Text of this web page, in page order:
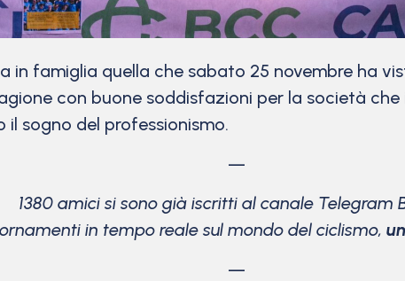
in famiglia quella che sabato 25 novembre ha
con buone soddisfazioni per la società
sogno del professionismo.
—
1380 amici si sono già iscritti al canale Telegram
in tempo reale sul mondo del ciclismo,
—